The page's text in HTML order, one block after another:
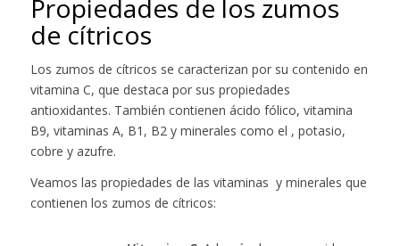
Propiedades de los zumos
de cítricos
Los zumos de cítricos se caracterizan por su contenido en
vitamina C, que destaca por sus propiedades
antioxidantes. También contienen ácido fólico, vitamina
B9, vitaminas A, B1, B2 y minerales como el , potasio,
cobre y azufre.
Veamos las propiedades de las vitaminas y minerales que
contienen los zumos de cítricos: